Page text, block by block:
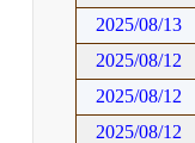
2025/08/13
2025/08/12
2025/08/12
2025/08/12